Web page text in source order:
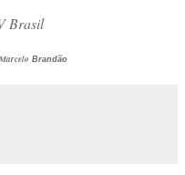
Brasil
Marcelo Brandão